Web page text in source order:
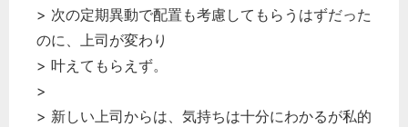
> 次の定期異動で配置も考慮してもらうはずだった
のに、上司が変わり
> 叶えてもらえず。
>
> 新しい上司からは、気持ちは十分にわかるが私的